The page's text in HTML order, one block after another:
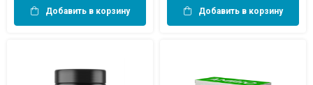
Добавить в корзину Добавить в корзину